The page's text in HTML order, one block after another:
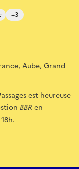
+3
Aube, Grand
est heureuse
BBR en